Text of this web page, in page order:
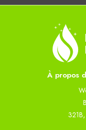
À propos